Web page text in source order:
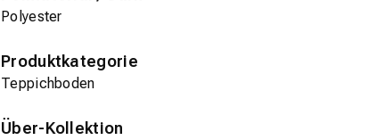
Polyester
Produktkategorie
Teppichboden
Über-Kollektion